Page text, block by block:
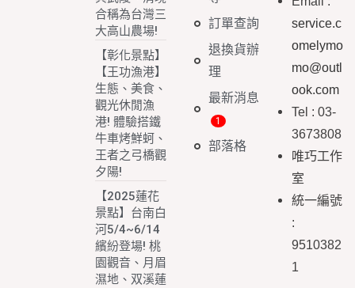
合稱為台灣三
大高山農場!
【彰化景點】
【王功漁港】
生態、美食、
觀光休閒漁
港! 體驗搭鐵
牛車烤鮮蚵、
王者之弓橋觀
夕陽!
【2025蓮花
景點】台南白
河5/4~6/14
繽紛登場! 桃
園觀音、月眉
濕地、双溪蓮
訂單查詢
退換貨辦
理
最新消息
部落格
service.c
omelymo
mo@outl
ook.com
Tel : 03-
3673808
唯巧工作
室
統一編號
:
9510382
1